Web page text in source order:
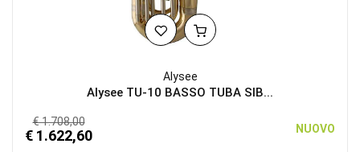
Alysee
Alysee TU-10 BASSO TUBA SIB...
€ 1.708,00
€ 1.622,60 NUOVO